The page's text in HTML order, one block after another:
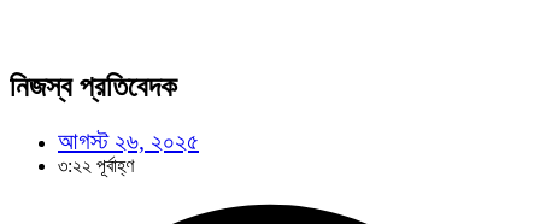
নিজস্ব প্রতিবেদক
আগস্ট ২৬, ২০২৫
৩:২২ পূর্বাহ্ণ